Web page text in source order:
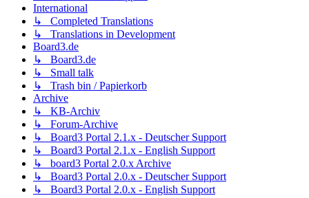
International
↳ Completed Translations
↳ Translations in Development
Board3.de
↳ Board3.de
↳ Small talk
↳ Trash bin / Papierkorb
Archive
↳ KB-Archiv
↳ Forum-Archive
↳ Board3 Portal 2.1.x - Deutscher Support
↳ Board3 Portal 2.1.x - English Support
↳ board3 Portal 2.0.x Archive
↳ Board3 Portal 2.0.x - Deutscher Support
↳ Board3 Portal 2.0.x - English Support